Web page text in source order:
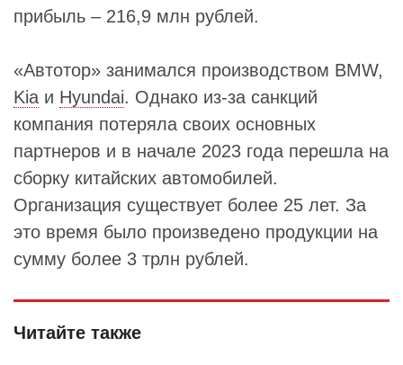
прибыль – 216,9 млн рублей.
«Автотор» занимался производством BMW,
Kia и Hyundai. Однако из-за санкций
компания потеряла своих основных
партнеров и в начале 2023 года перешла на
сборку китайских автомобилей.
Организация существует более 25 лет. За
это время было произведено продукции на
сумму более 3 трлн рублей.
Читайте также